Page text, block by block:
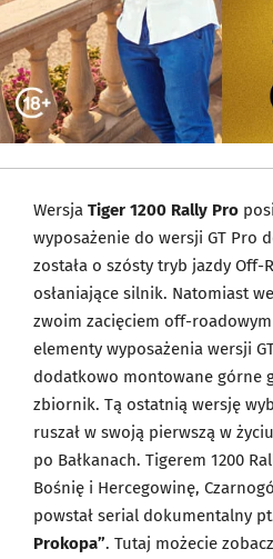
Wersja Tiger 1200 Rally Pro
wyposażenie do wersji GT Pro
została o szósty tryb jazdy Off-
osłaniające silnik. Natomiast
zwoim zacięciem off-
elementy wyposażenia wersji
dodatkowo montowane górne
zbiornik. Tą ostatnią wersję
ruszał w swoją pierwszą w
po Bałkanach. Tigerem 1200
Bośnię i Hercegowinę,
powstał serial dokumentalny
Prokopa”. Tutaj możecie